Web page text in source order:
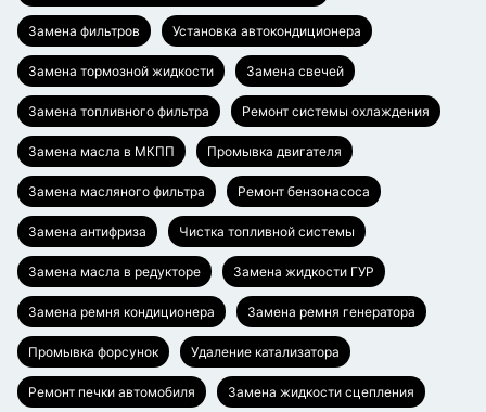
Замена фильтров Установка автокондиционера
Замена тормозной жидкости Замена свечей
Замена топливного фильтра Ремонт системы охлаждения
Замена масла в МКПП Промывка двигателя
Замена масляного фильтра Ремонт бензонасоса
Замена антифриза Чистка топливной системы
Замена масла в редукторе Замена жидкости ГУР
Замена ремня кондиционера Замена ремня генератора
Промывка форсунок Удаление катализатора
Ремонт печки автомобиля Замена жидкости сцепления